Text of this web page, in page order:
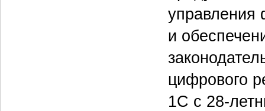
управления
и
цифрового
1С с